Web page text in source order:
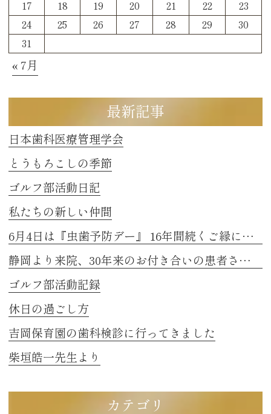
17
18 19 20 21 22
23
24
25 26 27 28 29
30
31
« 7月
最新記事
日本歯科医療管理学会
とうもろこしの季節
ゴルフ部活動日記
私たちの新しい仲間
6月4日は『虫歯予防デー』 16年間続くご縁に感謝
静岡より来院、30年来のお付き合いの患者さまのお話し 2
ゴルフ部活動記録
休日の過ごし方
吉岡保育園の歯科検診に行ってきました
柴垣皓一先生より
カテゴリ